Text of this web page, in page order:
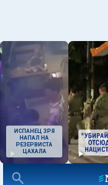
ИСПАНЕЦ ЗРЯ
НАПАЛ НА
РЕЗЕРВИСТА
ЦАХАЛА